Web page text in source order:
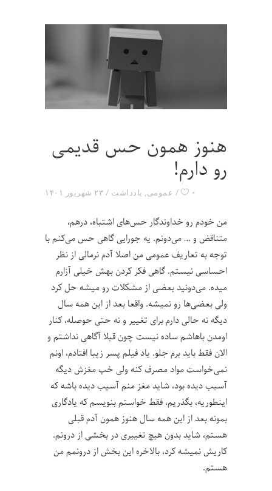
هنوز همون حس قدیمی
رو دارم!
۲۳ شهریور ۱۴۰۱ عمومی, یادداشت ۰
من خودم رو خداوندگار حس‌های اشتباه، درهم،
متناقض و … می‌دونم. یه جورایی گاهی حس می‌کنم با
توجه به تعاریف عمومی من اصلا آدم نرمالی از نظر
احساسی نیستم. گاهی فکر کردن بهش خیلی آزارم
میده. می‌دونید بعضی از مشکلات رو میشه حل کرد
ولی بعضی‌ها رو نمیشه. واقعا بعد از این همه سال
دیگه نه حالی دارم برای تغییر و نه حتی حوصله، کنار
اومدن باهاشم ساده نیست چون قبلا آگاهی نداشتم و
الان فقط باید برم جلو. یاد فیلم پسر زیبا افتادم، اونم
نمی‌خواست مواد مصرف کنه ولی خب مغزش دیگه
آسیب دیده بود، شاید مغز منم آسیب دیده باشه که
اینطوریه، بگذریم، فقط خواستم بنویسم که یادگاری
بمونه بعد از این همه سال هنوز همون آدم قبلی
هستم، شاید بدون هیچ تغییری در بخشی از درونم.
کاریش نمیشه کرد، بالاخره این بخش از درونمم من
هستم.